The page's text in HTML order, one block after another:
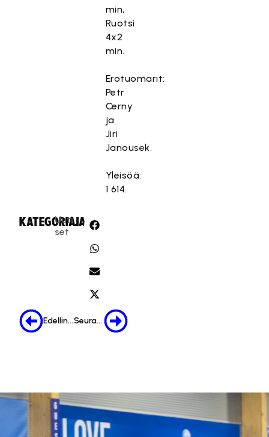
min,
Ruotsi
4x2
min.
Erotuomarit:
Petr
Cerny
ja
Jiri
Janousek.
Yleisöä:
1 614.
KATEGORIA:
Uuti
set
JAA:
Edellinen Seuraava